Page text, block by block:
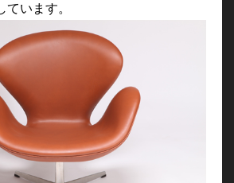
います。